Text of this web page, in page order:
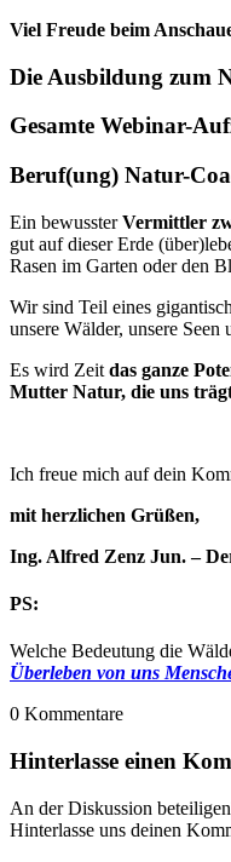
Viel Freude beim
Die Ausbildung zum
Gesamte Webinar-
Beruf(ung) Natur-
Ein bewussterVermittler
gut auf dieser Erde
Rasen im Garten oder den
Wir sind Teil eines
unsere Wälder, unsere
Es wird Zeit das ganze
Mutter Natur, die uns
Ich freue mich auf dein
mit herzlichen Grüßen,
Ing. Alfred Zenz Jun. –
PS:
Welche Bedeutung die
Überleben von uns
0 Kommentare
Hinterlasse einen
An der Diskussion
Hinterlasse uns deinen